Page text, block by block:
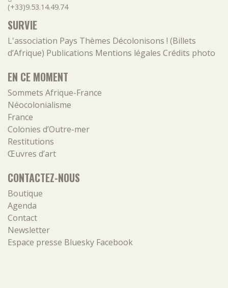
(+33)9.53.14.49.74
SURVIE
L'association Pays Thèmes Décolonisons ! (Billets
d’Afrique) Publications Mentions légales Crédits photo
EN CE MOMENT
Sommets Afrique-France
Néocolonialisme
France
Colonies d’Outre-mer
Restitutions
Œuvres d’art
CONTACTEZ-NOUS
Boutique
Agenda
Contact
Newsletter
Espace presse Bluesky Facebook